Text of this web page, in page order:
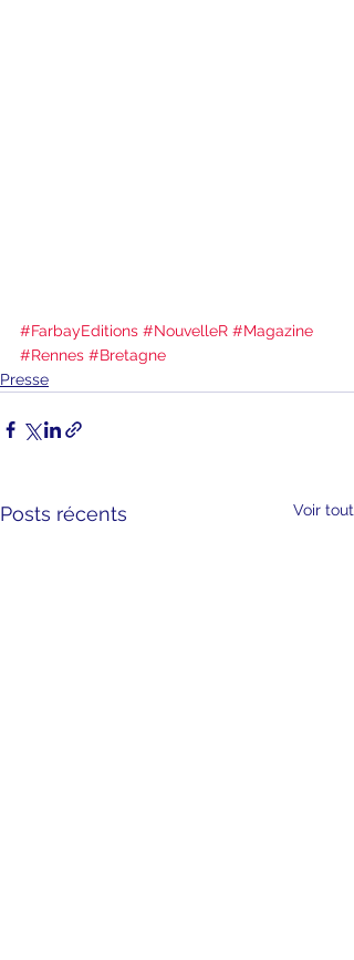
#FarbayEditions #NouvelleR #Magazine
#Rennes #Bretagne
Presse
Posts récents Voir tout